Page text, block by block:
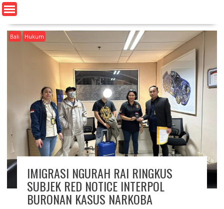
e
n
Bali Hukum
IMIGRASI NGURAH RAI RINGKUS
SUBJEK RED NOTICE INTERPOL
BURONAN KASUS NARKOBA